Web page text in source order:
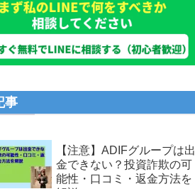
事
【注意】ADIFグループは出
金できない？投資詐欺の可
能性・口コミ・返金方法を